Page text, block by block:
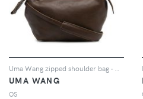
UMA WANG
OS